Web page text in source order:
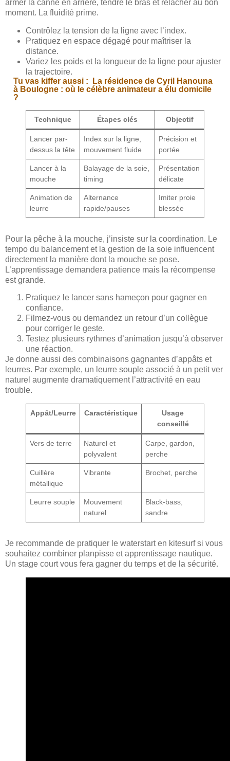
armer la canne en arrière, tendre le bras et relâcher au bon
moment. La fluidité prime.
Contrôlez la tension de la ligne avec l’index.
Pratiquez en espace dégagé pour maîtriser la
distance.
Variez les poids et la longueur de la ligne pour ajuster
la trajectoire.
Tu vas kiffer aussi :
La résidence de Cyril Hanouna
à Boulogne : où le célèbre animateur a élu domicile
?
Technique Étapes clés Objectif
Lancer par-
dessus la tête
Index sur la ligne,
mouvement fluide
Précision et
portée
Lancer à la
mouche
Balayage de la soie,
timing
Présentation
délicate
Animation de
leurre
Alternance
rapide/pauses
Imiter proie
blessée
Pour la pêche à la mouche, j’insiste sur la coordination. Le
tempo du balancement et la gestion de la soie influencent
directement la manière dont la mouche se pose.
L’apprentissage demandera patience mais la récompense
est grande.
Pratiquez le lancer sans hameçon pour gagner en
confiance.
Filmez-vous ou demandez un retour d’un collègue
pour corriger le geste.
Testez plusieurs rythmes d’animation jusqu’à observer
une réaction.
Je donne aussi des combinaisons gagnantes d’appâts et
leurres. Par exemple, un leurre souple associé à un petit ver
naturel augmente dramatiquement l’attractivité en eau
trouble.
Appât/Leurre Caractéristique
Usage
conseillé
Vers de terre
Naturel et
polyvalent
Carpe, gardon,
perche
Cuillère
métallique
Vibrante Brochet, perche
Leurre souple
Mouvement
naturel
Black-bass,
sandre
Je recommande de pratiquer le waterstart en kitesurf si vous
souhaitez combiner planpisse et apprentissage nautique.
Un stage court vous fera gagner du temps et de la sécurité.